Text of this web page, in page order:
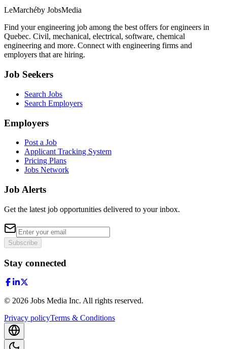
LeMarchéby JobsMedia
Find your engineering job among the best offers for engineers in
Quebec. Civil, mechanical, electrical, software, chemical
engineering and more. Connect with engineering firms and
employers that are hiring.
Job Seekers
Search Jobs
Search Employers
Employers
Post a Job
Applicant Tracking System
Pricing Plans
Jobs Network
Job Alerts
Get the latest job opportunities delivered to your inbox.
Subscribe
Stay connected
© 2026 Jobs Media Inc. All rights reserved.
Privacy policyTerms & Conditions